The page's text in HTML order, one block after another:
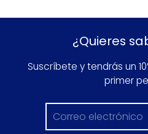
¿Quieres
Suscríbete y tendrás un
primer